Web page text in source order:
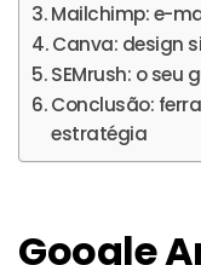
Mailchimp: e-
Canva: design
SEMrush: o seu
Conclusão:
estratégia
Google